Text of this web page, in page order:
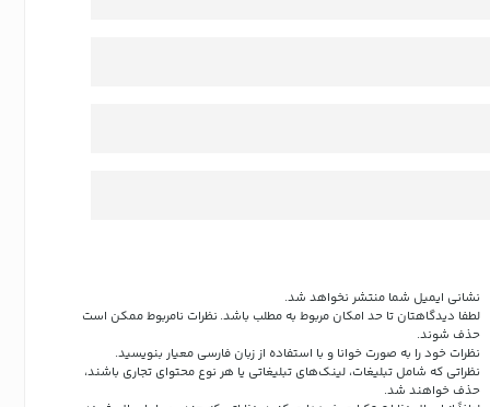
نشانی ایمیل شما منتشر نخواهد شد.
لطفا دیدگاهتان تا حد امکان مربوط به مطلب باشد. نظرات نامربوط ممکن است
حذف شوند.
نظرات خود را به صورت خوانا و با استفاده از زبان فارسی معیار بنویسید.
نظراتی که شامل تبلیغات، لینک‌های تبلیغاتی یا هر نوع محتوای تجاری باشند،
حذف خواهند شد.